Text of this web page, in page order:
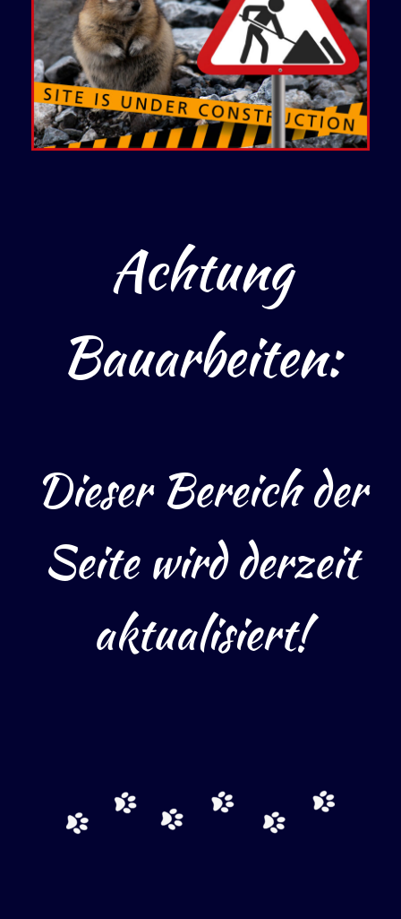
Achtung
Bauarbeiten:
Dieser Bereich der
Seite wird derzeit
aktualisiert!